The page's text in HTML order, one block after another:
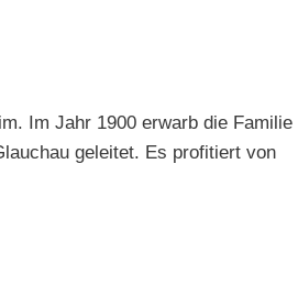
Im Jahr 1900 erwarb die Familie
geleitet. Es profitiert von